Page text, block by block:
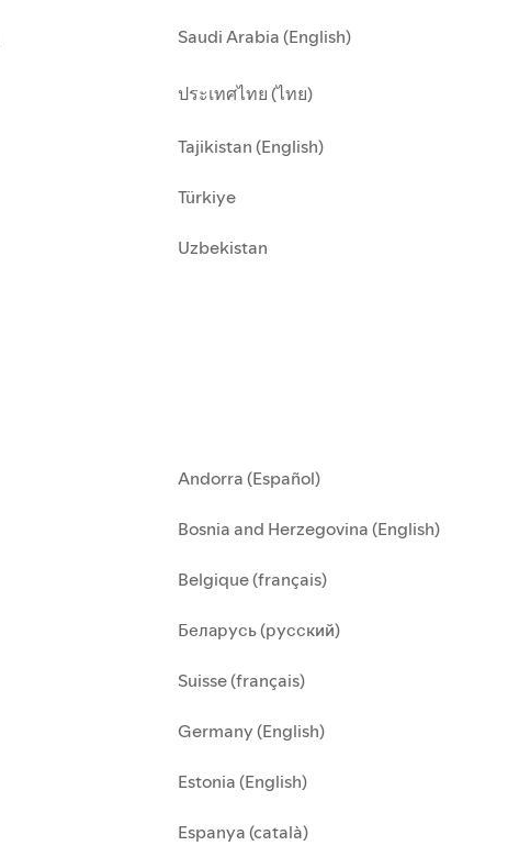
Saudi Arabia (English)
ประเทศไทย (ไทย)
Tajikistan (English)
Türkiye
Uzbekistan
Andorra (Español)
Bosnia and Herzegovina (English)
Belgique (français)
Беларусь (русский)
Suisse (français)
Germany (English)
Estonia (English)
Espanya (català)